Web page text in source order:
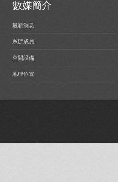
數媒簡介
最新消息
系辦成員
空間設備
地理位置